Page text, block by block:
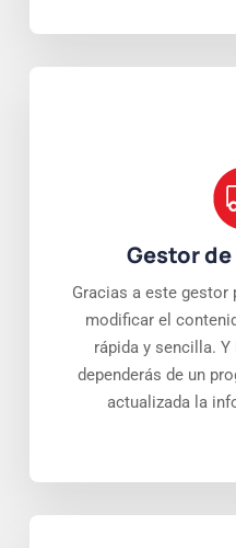
Gestor
Gracias a este gestor
modificar el
rápida y sencilla.
dependerás de un
actualizada la